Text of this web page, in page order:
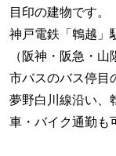
目印の建物です。
神戸電鉄「鵯越」
（阪神・阪急・
市バスのバス停目
夢野白川線沿い、
車・バイク通勤も